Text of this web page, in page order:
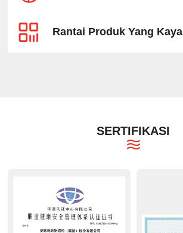
Rantai Produk Yang Kaya
SERTIFIKASI